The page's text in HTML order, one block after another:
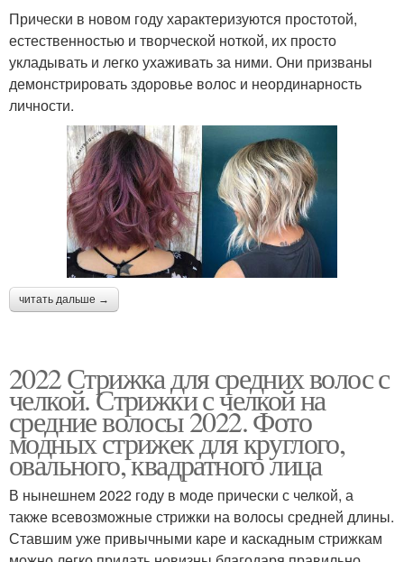
Прически в новом году характеризуются простотой,
естественностью и творческой ноткой, их просто
укладывать и легко ухаживать за ними. Они призваны
демонстрировать здоровье волос и неординарность
личности.
читать дальше →
2022 Стрижка для средних волос с
челкой. Стрижки с челкой на
средние волосы 2022. Фото
модных стрижек для круглого,
овального, квадратного лица
В нынешнем 2022 году в моде прически с челкой, а
также всевозможные стрижки на волосы средней длины.
Ставшим уже привычными каре и каскадным стрижкам